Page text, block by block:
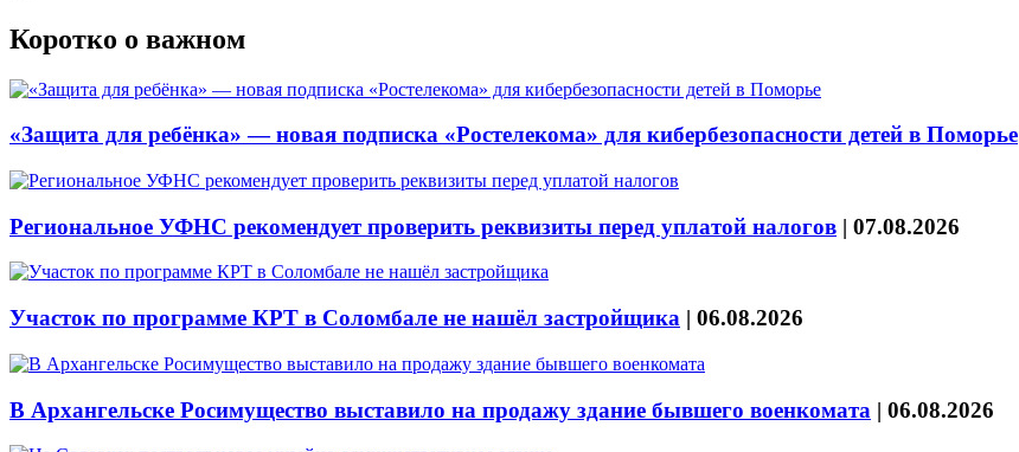
Коротко о важном
«Защита для ребёнка» — новая подписка «Ростелекома» для кибербезопасности детей в Поморье
Региональное УФНС рекомендует проверить реквизиты перед уплатой налогов | 07.08.2026
Участок по программе КРТ в Соломбале не нашёл застройщика | 06.08.2026
В Архангельске Росимущество выставило на продажу здание бывшего военкомата | 06.08.2026